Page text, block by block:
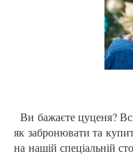
Ви бажаєте цуценя?
як забронювати та
на нашій спеціальній